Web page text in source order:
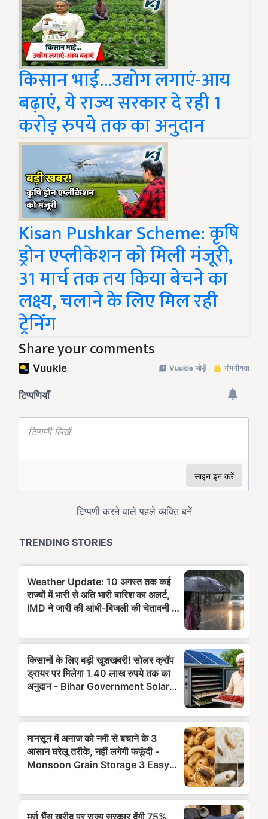
किसान भाई…उद्योग लगाएं-आय
बढ़ाएं, ये राज्य सरकार दे रही 1
करोड़ रुपये तक का अनुदान
Kisan Pushkar Scheme: कृषि
ड्रोन एप्लीकेशन को मिली मंजूरी,
31 मार्च तक तय किया बेचने का
लक्ष्य, चलाने के लिए मिल रही
ट्रेनिंग
Share your comments